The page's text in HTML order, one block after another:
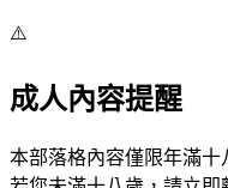
⚠️
成人內容提醒
本部落格內容僅限年滿十